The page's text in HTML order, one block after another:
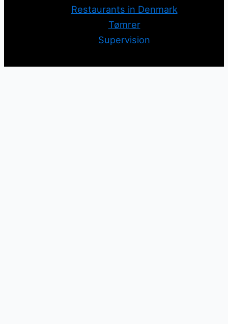
Restaurants in Denmark
Tømrer
Supervision